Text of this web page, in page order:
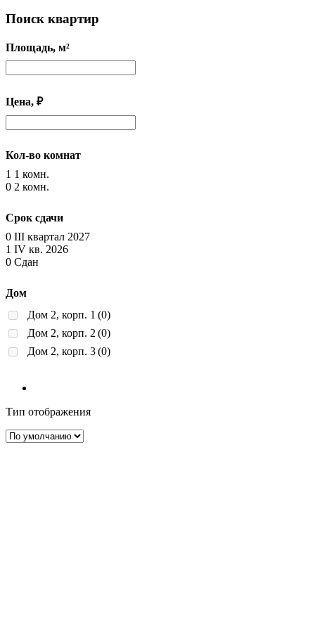
Поиск квартир
Площадь, м²
Цена, ₽
Кол-во комнат
1 1 комн.
0 2 комн.
Срок сдачи
0 III квартал 2027
1 IV кв. 2026
0 Сдан
Дом
Дом 2, корп. 1 (0)
Дом 2, корп. 2 (0)
Дом 2, корп. 3(0)
Тип отображения